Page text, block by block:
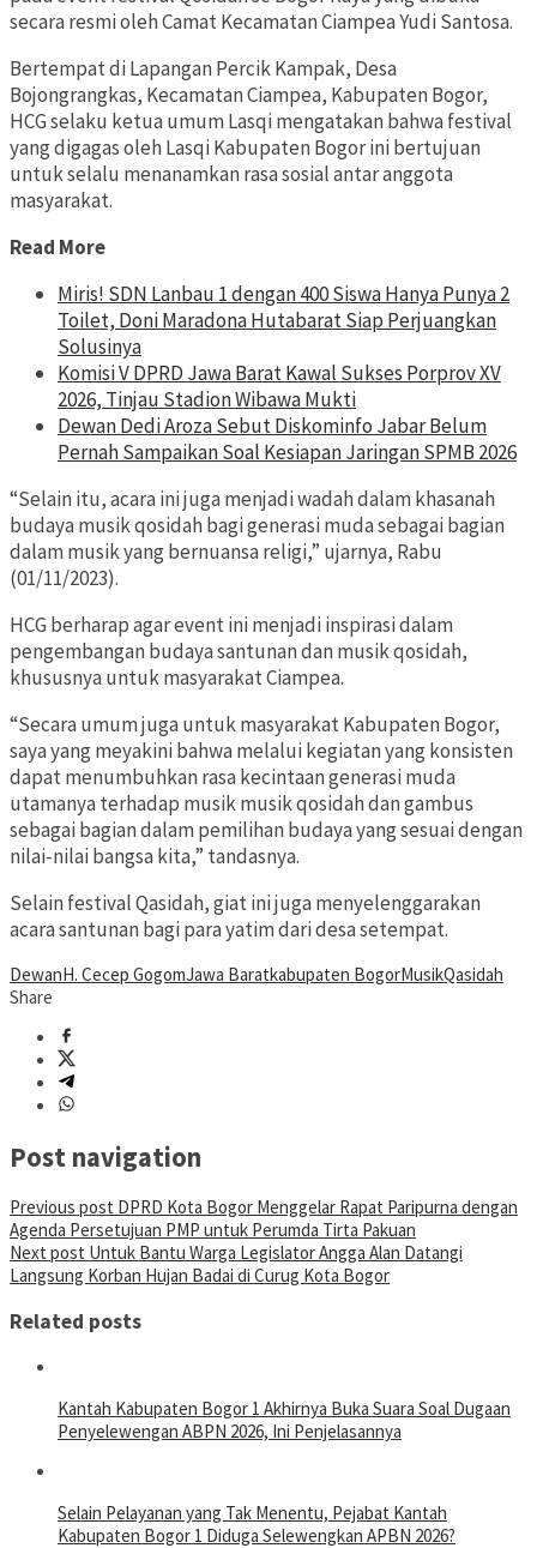
secara resmi oleh Camat Kecamatan Ciampea Yudi Santosa.
Bertempat di Lapangan Percik Kampak, Desa
Bojongrangkas, Kecamatan Ciampea, Kabupaten Bogor,
HCG selaku ketua umum Lasqi mengatakan bahwa festival
yang digagas oleh Lasqi Kabupaten Bogor ini bertujuan
untuk selalu menanamkan rasa sosial antar anggota
masyarakat.
Read More
Miris! SDN Lanbau 1 dengan 400 Siswa Hanya Punya 2
Toilet, Doni Maradona Hutabarat Siap Perjuangkan
Solusinya
Komisi V DPRD Jawa Barat Kawal Sukses Porprov XV
2026, Tinjau Stadion Wibawa Mukti
Dewan Dedi Aroza Sebut Diskominfo Jabar Belum
Pernah Sampaikan Soal Kesiapan Jaringan SPMB 2026
“Selain itu, acara ini juga menjadi wadah dalam khasanah
budaya musik qosidah bagi generasi muda sebagai bagian
dalam musik yang bernuansa religi,” ujarnya, Rabu
(01/11/2023).
HCG berharap agar event ini menjadi inspirasi dalam
pengembangan budaya santunan dan musik qosidah,
khususnya untuk masyarakat Ciampea.
“Secara umum juga untuk masyarakat Kabupaten Bogor,
saya yang meyakini bahwa melalui kegiatan yang konsisten
dapat menumbuhkan rasa kecintaan generasi muda
utamanya terhadap musik musik qosidah dan gambus
sebagai bagian dalam pemilihan budaya yang sesuai dengan
nilai-nilai bangsa kita,” tandasnya.
Selain festival Qasidah, giat ini juga menyelenggarakan
acara santunan bagi para yatim dari desa setempat.
DewanH. Cecep GogomJawa Baratkabupaten BogorMusikQasidah
Share
Post navigation
Previous post DPRD Kota Bogor Menggelar Rapat Paripurna dengan
Agenda Persetujuan PMP untuk Perumda Tirta Pakuan
Next post Untuk Bantu Warga Legislator Angga Alan Datangi
Langsung Korban Hujan Badai di Curug Kota Bogor
Related posts
Kantah Kabupaten Bogor 1 Akhirnya Buka Suara Soal Dugaan
Penyelewengan ABPN 2026, Ini Penjelasannya
Selain Pelayanan yang Tak Menentu, Pejabat Kantah
Kabupaten Bogor 1 Diduga Selewengkan APBN 2026?